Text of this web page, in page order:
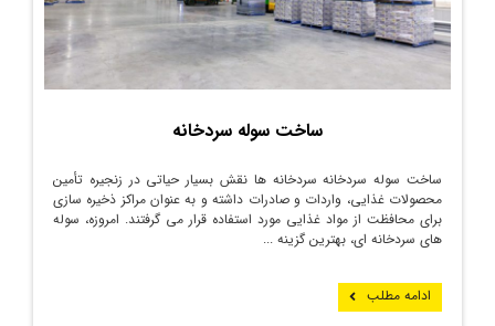
ساخت سوله سردخانه
ساخت سوله سردخانه سردخانه ‌ها نقش بسیار حیاتی در زنجیره تأمین
محصولات غذایی، واردات و صادرات داشته و به عنوان مراکز ذخیره ‌سازی
برای محافظت از مواد غذایی مورد استفاده قرار می گرفتند. امروزه، سوله
های سردخانه ای، بهترین گزینه ...
ادامه مطلب